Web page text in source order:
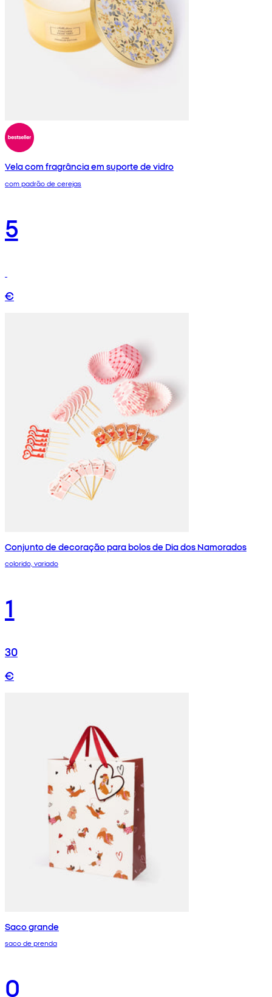
Vela com fragrância em suporte de vidro
com padrão de cerejas
5
€
Conjunto de decoração para bolos de Dia dos Namorados
colorido, variado
1
30
€
Saco grande
saco de prenda
0